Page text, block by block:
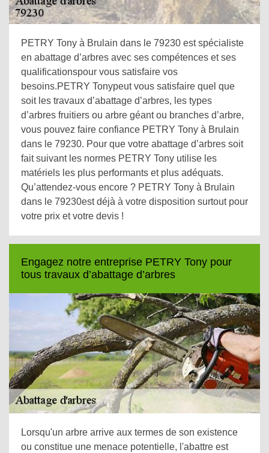
PETRY Tony à Brulain dans le 79230 est spécialiste
en abattage d’arbres avec ses compétences et ses
qualificationspour vous satisfaire vos
besoins.PETRY Tonypeut vous satisfaire quel que
soit les travaux d’abattage d’arbres, les types
d’arbres fruitiers ou arbre géant ou branches d’arbre,
vous pouvez faire confiance PETRY Tony à Brulain
dans le 79230. Pour que votre abattage d’arbres soit
fait suivant les normes PETRY Tony utilise les
matériels les plus performants et plus adéquats.
Qu’attendez-vous encore ? PETRY Tony à Brulain
dans le 79230est déjà à votre disposition surtout pour
votre prix et votre devis !
Engagez notre entreprise PETRY Tony pour
tous travaux d’abattage d’arbres
Lorsqu'un arbre arrive aux termes de son existence
ou constitue une menace potentielle, l'abattre est